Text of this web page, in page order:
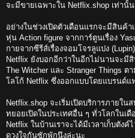
จะมีขายเฉพาะใน Netflix.shop เท่านั้น
อย่างในช่วงเปิดตัวเดือนแรกจะมีสินค้า
หุ่น Action figure จากการ์ตูนเรื่อง
กายจากซีรีส์เรื่องจอมโจรลูแปง
Netflix ยังบอกอีกว่าในอีกไม่นานจะมี
The Witcher และ Stranger Things
โลโก้ Netflix ซึ่งออกแบบโดยแบรนด์
Netflix.shop จะเริ่มเปิดบริการภายใ
ทยอยเปิดในประเทศอื่น ๆ ทั่วโลกใน
Netflix ในบ้านเราจะได้มีเวลาเก็บตัง
ดวงใจกันซักพักนึงล่ะนะ